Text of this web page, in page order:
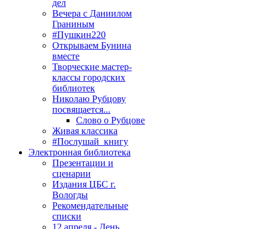
дел
Вечера с Даниилом
Граниным
#Пушкин220
Открываем Бунина
вместе
Творческие мастер-
классы городских
библиотек
Николаю Рубцову
посвящается...
Слово о Рубцове
Живая классика
#Послушай_книгу
Электронная библиотека
Презентации и
сценарии
Издания ЦБС г.
Вологды
Рекомендательные
списки
12 апреля - День